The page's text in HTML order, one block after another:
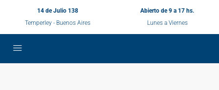
14 de Julio 138
Temperley - Buenos Aires
Abierto de 9 a 17 hs.
Lunes a Viernes